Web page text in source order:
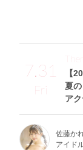
7.31
Fri
【
夏
ア
佐藤か
アイド